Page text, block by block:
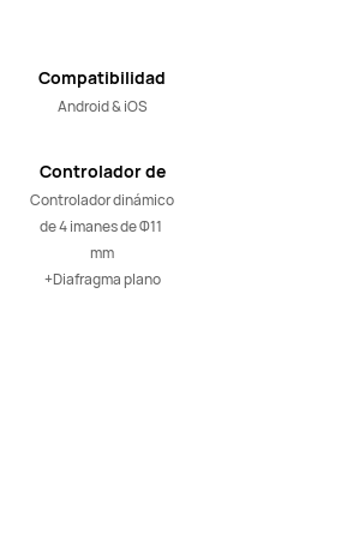
Compatibilidad
Android & iOS
Controlador de
audio
Controlador dinámico
de 4 imanes de Φ11
mm
+Diafragma plano